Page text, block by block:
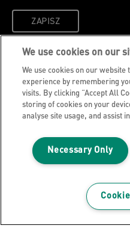
ZAPISZ
Cookies
Nota prawna
Wydawca strony
Zarządzaj moimi danymi
Blog Leitz
We use cookies on our
We use cookies on our website
experience by remembering
visits. By clicking “Accept All
storing of cookies on your
analyse site usage, and assist
Necessary Only